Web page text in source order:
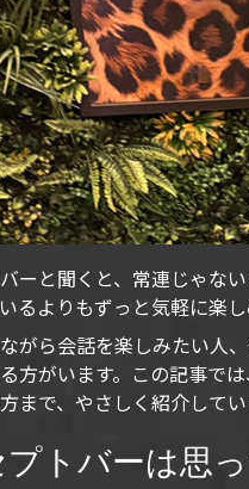
ーと聞くと、常連じゃな
るよりもずっと気軽に楽し
がら会話を楽しみたい人
方がいます。この記事で
まで、やさしく紹介してい
プトバーは思